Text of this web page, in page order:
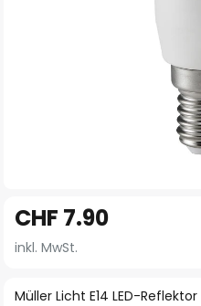
Anfang
der
springen
Müller Licht E14 LED-
CHF 7.90
inkl. MwSt.